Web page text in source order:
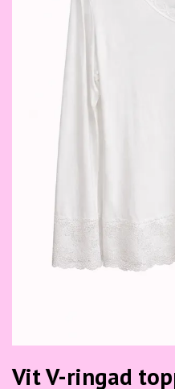
Vit V-ringad